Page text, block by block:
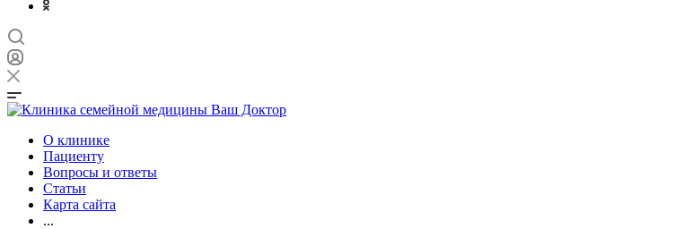
О клинике
Пациенту
Вопросы и ответы
Статьи
Карта сайта
...